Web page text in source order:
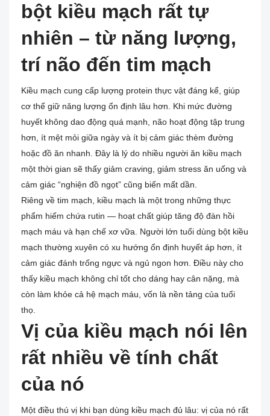
bột kiều mạch rất tự
nhiên – từ năng lượng,
trí não đến tim mạch
Kiều mạch cung cấp lượng protein thực vật đáng kể, giúp
cơ thể giữ năng lượng ổn định lâu hơn. Khi mức đường
huyết không dao động quá mạnh, não hoạt động tập trung
hơn, ít mệt mỏi giữa ngày và ít bị cảm giác thèm đường
hoặc đồ ăn nhanh. Đây là lý do nhiều người ăn kiều mạch
một thời gian sẽ thấy giảm craving, giảm stress ăn uống và
cảm giác “nghiện đồ ngọt” cũng biến mất dần.
Riêng về tim mạch, kiều mạch là một trong những thực
phẩm hiếm chứa rutin — hoạt chất giúp tăng độ đàn hồi
mạch máu và hạn chế xơ vữa. Người lớn tuổi dùng bột kiều
mạch thường xuyên có xu hướng ổn định huyết áp hơn, ít
cảm giác đánh trống ngực và ngủ ngon hơn. Điều này cho
thấy kiều mạch không chỉ tốt cho dáng hay cân nặng, mà
còn làm khỏe cả hệ mạch máu, vốn là nền tảng của tuổi
thọ.
Vị của kiều mạch nói lên
rất nhiều về tính chất
của nó
Một điều thú vị khi bạn dùng kiều mạch đủ lâu: vị của nó rất